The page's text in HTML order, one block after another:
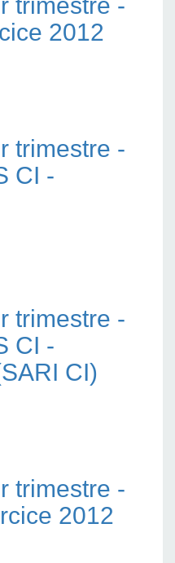
trimestre -
2012
trimestre -
CI -
trimestre -
CI -
CI)
trimestre -
2012